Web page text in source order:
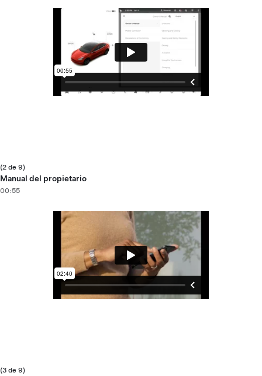
(2 de 9)
Manual del propietario
00:55
(3 de 9)